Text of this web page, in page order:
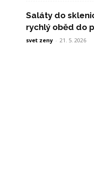
Saláty do
rychlý oběd do
svet zeny - 21. 5. 2026